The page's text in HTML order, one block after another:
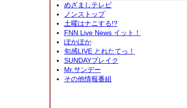
めざましテレビ
ノンストップ
土曜はナニする!?
FNN Live News イット！
ぽかぽか
旬感LIVE とれたてっ！
SUNDAYブレイク
Mr.サンデー
その他情報番組